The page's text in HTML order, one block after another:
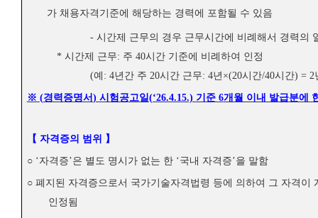
가 채용자격기준에 해당하는 경력에 포함될 수 있음
- 시간제 근무의 경우 근무시간에 비례해서 경력의
* 시간제 근무: 주 40시간 기준에 비례하여 인정
(예 : 4년간 주 20시간 근무: 4년 ×(20시간/40시간) = 2
※ (경력증명서 ) 시험공고일 (‘26.4.15.) 기준 6개월 이내 발급분에
【 자격증의 범위 】
○ ‘자격증’은 별도 명시가 없는 한 ‘국내 자격증’을 말함
○ 폐지된 자격증으로서 국가기술자격법령 등에 의하여 그 자격이
인정됨